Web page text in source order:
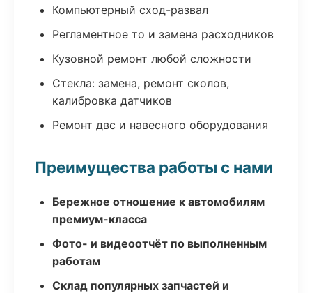
Компьютерный сход-развал
Регламентное то и замена расходников
Кузовной ремонт любой сложности
Стекла: замена, ремонт сколов,
калибровка датчиков
Ремонт двс и навесного оборудования
Преимущества работы с нами
Бережное отношение к автомобилям
премиум-класса
Фото- и видеоотчёт по выполненным
работам
Склад популярных запчастей и